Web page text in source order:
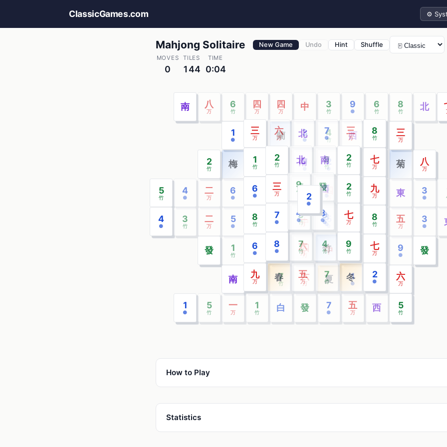
ClassicGames.com Theme
Mahjong Solitaire New Game Undo Hint Shuffle
MOVES
0
TILES
144
TIME
0:04
南 八
万
6
竹
四
万
四
万 中 3
竹
9
●
6
竹
8
竹 北
1
●
8
● 蘭 3
●
4
竹 西 八
万
三
万
2
竹 梅 東 秋 9 2
●
8
● 白 菊 八
万
5
竹
4
●
二
万
6
●
3
竹
6
竹 万
四 白 7
● 東 3
●
4
●
3
竹
二
万
5
●
二
万 白 中 5 5 9
竹
五
万
3
●
發 1
竹 東 2 四
万 中 6
竹
一
万
9
● 發
南 5
●
7
竹
六
万 夏 1
●
五
万
六
万
1
●
5
竹
一
万
1
竹 白 發 7
●
五
万 西 5
竹
三
万
六
万 北 7
●
三
万
8
竹
1
竹
九
万 南 9
竹 北 七
万
6
●
4
竹
6 4
●
九
万
8
竹
一
万
二
万
3
●
1
●
8
竹
6
● 西 六
万 竹 4
竹
七
万
九
万 春 五
万
7
竹 冬 2
●
2
竹 北 南 2
竹
三
万
7 西 2
竹
7
●
3
竹
9
●
七
万
8
●
7
竹
4
竹
9
竹
9
竹 發
4
●
8
●
2
●
How to Play
Statistics